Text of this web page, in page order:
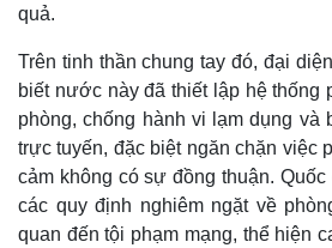
Cuộc sống đó đây
quả.
Trên tinh thần chung tay đó, đại
biết nước này đã thiết lập hệ thống
phòng, chống hành vi lạm dụng và
trực tuyến, đặc biệt ngăn chặn việc
cảm không có sự đồng thuận.
các quy định nghiêm ngặt về
quan đến tội phạm mạng, thể hiện